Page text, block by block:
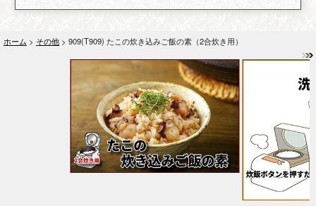
ホーム > その他 > 909(T909) たこの炊き込みご飯の素（2合炊き用）